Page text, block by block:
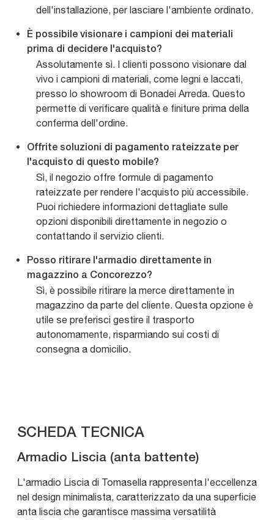
dell'installazione, per lasciare l'ambiente ordinato.
È possibile visionare i campioni dei materiali
prima di decidere l'acquisto?
Assolutamente sì. I clienti possono visionare dal
vivo i campioni di materiali, come legni e laccati,
presso lo showroom di Bonadei Arreda. Questo
permette di verificare qualità e finiture prima della
conferma dell'ordine.
Offrite soluzioni di pagamento rateizzate per
l'acquisto di questo mobile?
Sì, il negozio offre formule di pagamento
rateizzate per rendere l'acquisto più accessibile.
Puoi richiedere informazioni dettagliate sulle
opzioni disponibili direttamente in negozio o
contattando il servizio clienti.
Posso ritirare l'armadio direttamente in
magazzino a Concorezzo?
Sì, è possibile ritirare la merce direttamente in
magazzino da parte del cliente. Questa opzione è
utile se preferisci gestire il trasporto
autonomamente, risparmiando sui costi di
consegna a domicilio.
SCHEDA TECNICA
Armadio Liscia (anta battente)
L'armadio Liscia di Tomasella rappresenta l'eccellenza
nel design minimalista, caratterizzato da una superficie
anta liscia che garantisce massima versatilità